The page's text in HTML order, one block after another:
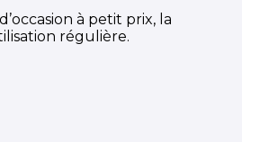
à petit prix, la
régulière.